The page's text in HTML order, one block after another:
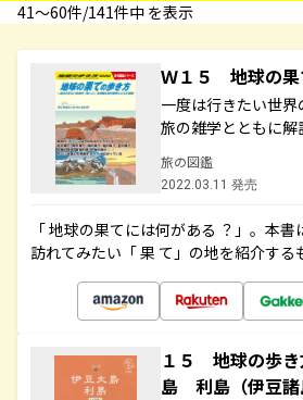
41〜60件/141件中 を表示
Ｗ１５ 地球の
一度は行きたい世
旅の雑学とともに解
旅の図鑑
2022.03.11 発売
「 地球の果てには何がある ？」。本
訪れてみたい「 果 て」の地を紹介する
１５ 地球の歩
島 利島（伊豆